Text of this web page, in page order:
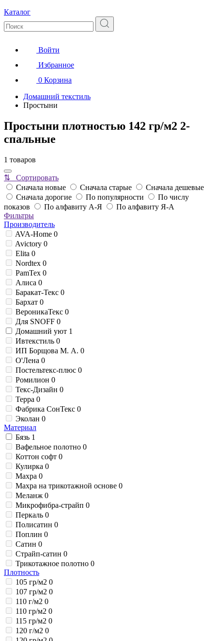
Каталог
Войти
Избранное
0 Корзина
Домашний текстиль
Простыни
Простыни плотностью 142 гр/м2 2-
спальные
1 товаров
⇅ Сортировать
Сначала новые
Сначала старые
Сначала дешевые
Сначала дорогие
По популярности
По числу
показов
По алфавиту А-Я
По алфавиту Я-А
Фильтры
Производитель
AVA-Home 0
Avictory 0
Elita 0
Nordtex 0
PamTex 0
Алиса 0
Баракат-Текс 0
Бархат 0
ВероникаТекс 0
Для SNOFF 0
Домашний уют 1
Ивтекстиль 0
ИП Борщова М. А. 0
О'Лена 0
Постельтекс-плюс 0
Ромилион 0
Текс-Дизайн 0
Терра 0
Фабрика СонТекс 0
Эколан 0
Материал
Бязь 1
Вафельное полотно 0
Коттон софт 0
Кулирка 0
Махра 0
Махра на трикотажной основе 0
Меланж 0
Микрофибра-страйп 0
Перкаль 0
Полисатин 0
Поплин 0
Сатин 0
Страйп-сатин 0
Трикотажное полотно 0
Плотность
105 гр/м2 0
107 гр/м2 0
110 г/м2 0
110 гр/м2 0
115 гр/м2 0
120 г/м2 0